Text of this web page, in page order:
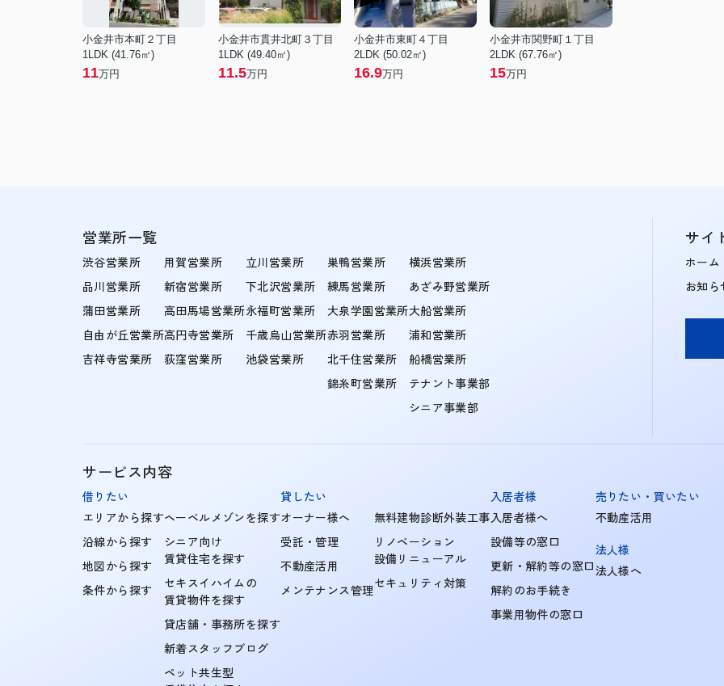
小金井市本町２丁目
1LDK (41.76㎡)
11万円
小金井市貫井北町３丁目
1LDK (49.40㎡)
11.5万円
小金井市東町４丁目
2LDK (50.02㎡)
16.9万円
小金井市関野町１丁目
2LDK (67.76㎡)
15万円
営業所一覧
渋谷営業所
品川営業所
蒲田営業所
自由が丘営業所
吉祥寺営業所
用賀営業所
新宿営業所
高田馬場営業所
高円寺営業所
荻窪営業所
立川営業所
下北沢営業所
永福町営業所
千歳烏山営業所
池袋営業所
巣鴨営業所
練馬営業所
大泉学園営業所
赤羽営業所
北千住営業所
錦糸町営業所
横浜営業所
あざみ野営業所
大船営業所
浦和営業所
船橋営業所
テナント事業部
シニア事業部
サイ
ホーム
お知ら
サービス内容
借りたい
エリアから探す
沿線から探す
地図から探す
条件から探す
ヘーベルメゾンを探す
シニア向け
賃貸住宅を探す
セキスイハイムの
賃貸物件を探す
貸店舗・事務所を探す
新着スタッフブログ
ペット共生型
貸したい
オーナー様へ
受託・管理
不動産活用
メンテナンス管理
無料建物診断外装工事
リノベーション
設備リニューアル
セキュリティ対策
入居者様
入居者様へ
設備等の窓口
更新・解約等の窓口
解約のお手続き
事業用物件の窓口
売りたい・買いたい
不動産活用
法人様
法人様へ